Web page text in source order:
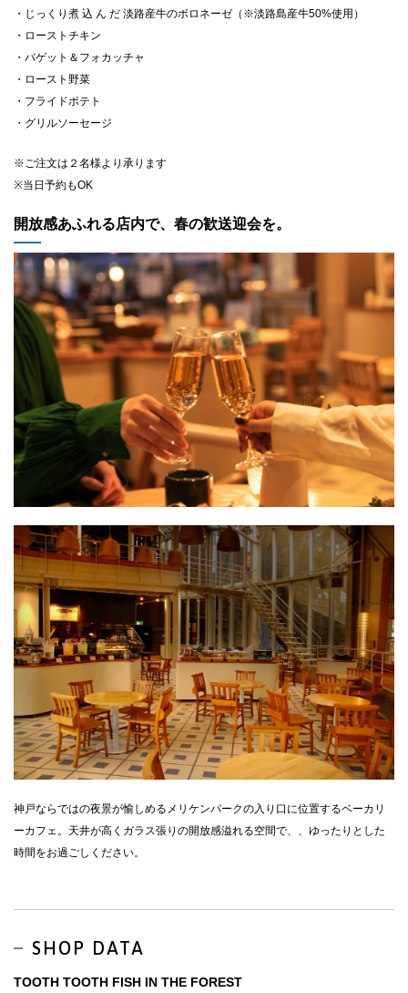
・じっくり煮 込 ん だ 淡路産牛のボロネーゼ（※淡路島産牛50%使用）
・ローストチキン
・バゲット＆フォカッチャ
・ロースト野菜
・フライドポテト
・グリルソーセージ
※ご注文は２名様より承ります
※当日予約もOK
開放感あふれる店内で、春の歓送迎会を。
神戸ならではの夜景が愉しめるメリケンパークの入り口に位置するベーカリ
ーカフェ。天井が高くガラス張りの開放感溢れる空間で、、ゆったりとした
時間をお過ごしください。
SHOP DATA
TOOTH TOOTH FISH IN THE FOREST